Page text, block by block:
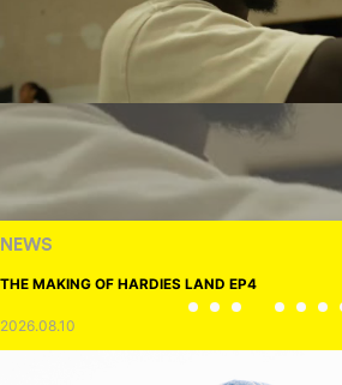
NEWS
THE MAKING OF HARDIES LAND EP4
2026.08.10